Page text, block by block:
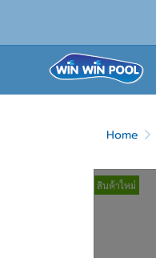
Home
สินค้าใหม่